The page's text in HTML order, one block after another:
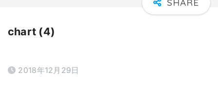
chart (4)
2018年12月29日